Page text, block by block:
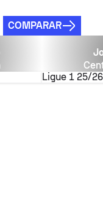
COMPARAR
Ligue 1 25/26